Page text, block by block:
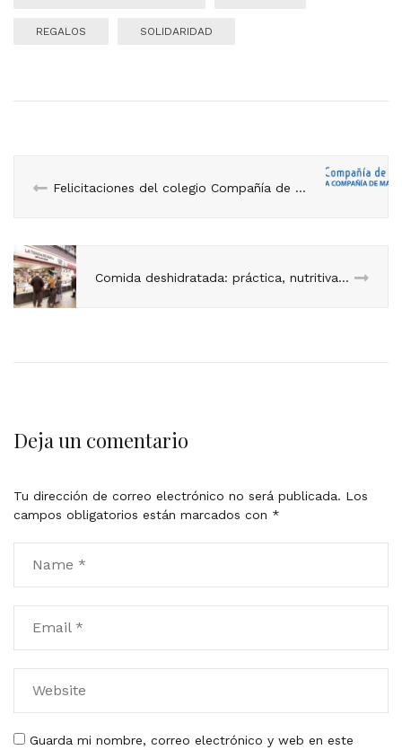
REGALOS SOLIDARIDAD
Felicitaciones del colegio Compañía de María
Comida deshidratada: práctica, nutritiva, con todo el sabor y no perecedera
Deja un comentario
Tu dirección de correo electrónico no será publicada. Los
campos obligatorios están marcados con *
Guarda mi nombre, correo electrónico y web en este